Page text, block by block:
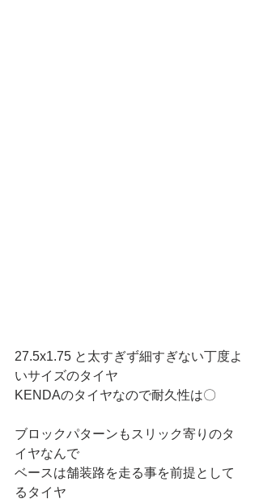
27.5x1.75 と太すぎず細すぎない丁度よ
いサイズのタイヤ
KENDAのタイヤなので耐久性は〇
ブロックパターンもスリック寄りのタ
イヤなんで
ベースは舗装路を走る事を前提として
るタイヤ